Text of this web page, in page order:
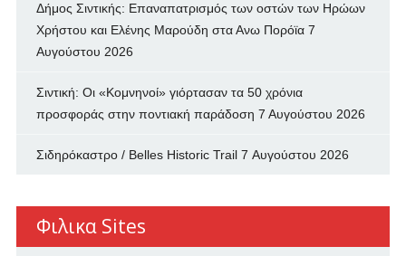
Δήμος Σιντικής: Επαναπατρισμός των oστών των Ηρώων
Χρήστου και Ελένης Μαρούδη στα Ανω Πορόϊα 7
Αυγούστου 2026
Σιντική: Οι «Κομνηνοί» γιόρτασαν τα 50 χρόνια
προσφοράς στην ποντιακή παράδοση 7 Αυγούστου 2026
Σιδηρόκαστρο / Belles Historic Trail 7 Αυγούστου 2026
Φιλικα Sites